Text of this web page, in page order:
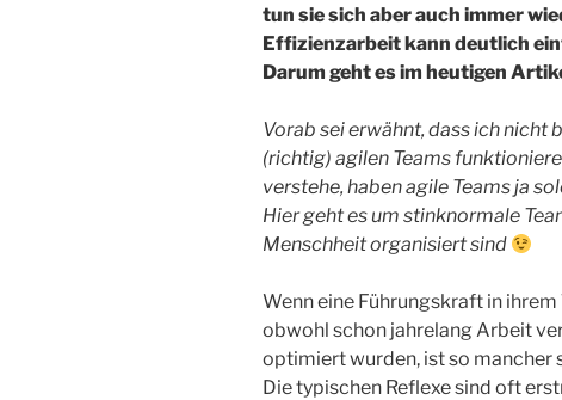
tun sie sich aber auch immer
Effizienzarbeit kann deutlich
Darum geht es im heutigen
Vorab sei erwähnt, dass ich nicht
(richtig) agilen Teams
verstehe, haben agile Teams ja
Hier geht es um stinknormale
Menschheit organisiert sind
Wenn eine Führungskraft in ihrem
obwohl schon jahrelang Arbeit
optimiert wurden, ist so mancher
Die typischen Reflexe sind oft